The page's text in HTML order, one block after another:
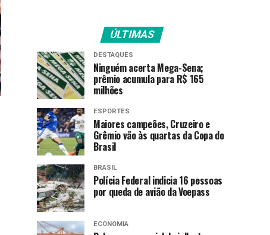
ÚLTIMAS
DESTAQUES
Ninguém acerta Mega-Sena;
prêmio acumula para R$ 165
milhões
ESPORTES
Maiores campeões, Cruzeiro e
Grêmio vão às quartas da Copa do
Brasil
BRASIL
Polícia Federal indicia 16 pessoas
por queda de avião da Voepass
ECONOMIA